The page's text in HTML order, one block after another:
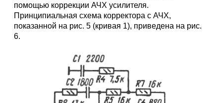
помощью коррекции АЧХ усилителя.
Принципиальная схема корректора с АЧХ,
показанной на рис. 5 (кривая 1), приведена на рис.
6.